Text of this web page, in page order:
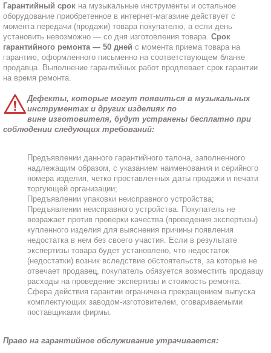
Гарантийный срок на музыкальные инструменты и остальное
оборудование приобретенное в интернет-магазине действует с
момента передачи (продажи) товара покупателю, а если день
установить невозможно — со дня изготовления товара. Срок
гарантийного ремонта — 50 дней с момента приема товара на
гарантию, оформленного письменно на соответствующем бланке
продавца. Выполнение гарантийных работ продлевает срок гарантии
на время ремонта.
Дефекты, которые могут появиться в музыкальных
инструментах и других изделиях по
вине изготовителя, будут устранены бесплатно при
соблюдении следующих требований:
Предъявлении данного гарантийного талона, заполненного
надлежащим образом, с указанием наименования и серийного
номера изделия, четко проставленных даты продажи и печати
торгующей организации;
Предъявлении упаковки неисправного устройства;
Предъявлении неисправного устройства. Покупатель не
возражает против проверки качества (проведения экспертизы)
купленного изделия для выяснения причины появления
недостатка в нем без своего участия. Если в результате
экспертизы товара будет установлено, что недостаток
(недостатки) возник вследствие обстоятельств, за которые не
отвечает продавец, покупатель обязуется возместить продавцу
расходы на проведение экспертизы и стоимость ремонта.
Сфера действия гарантии ограничена прекращением выпуска
комплектующих заводом-изготовителем, оговариваемыми
поставщиками фирмы.
Право на гарантийное обслуживание утрачивается: